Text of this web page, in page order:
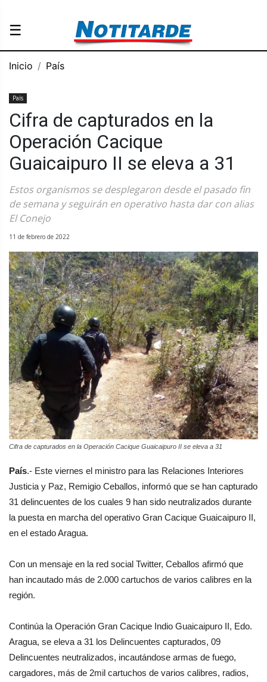
☰
Inicio País
País
Cifra de capturados en la
Operación Cacique
Guaicaipuro II se eleva a 31
Estos organismos se desplegaron desde el pasado fin
de semana y seguirán en operativo hasta dar con alias
El Conejo
11 de febrero de 2022
Cifra de capturados en la Operación Cacique Guaicaipuro II se eleva a 31
País.- Este viernes el ministro para las Relaciones Interiores
Justicia y Paz, Remigio Ceballos, informó que se han capturado
31 delincuentes de los cuales 9 han sido neutralizados durante
la puesta en marcha del operativo Gran Cacique Guaicaipuro II,
en el estado Aragua.
Con un mensaje en la red social Twitter, Ceballos afirmó que
han incautado más de 2.000 cartuchos de varios calibres en la
región.
Continúa la Operación Gran Cacique Indio Guaicaipuro II, Edo.
Aragua, se eleva a 31 los Delincuentes capturados, 09
Delincuentes neutralizados, incautándose armas de fuego,
cargadores, más de 2mil cartuchos de varios calibres, radios,